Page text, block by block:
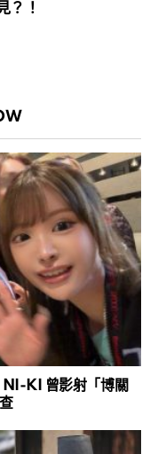
？！
NI-KI 曾影射「博關